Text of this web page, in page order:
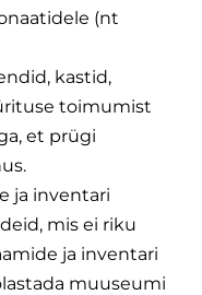
(nt
kastid,
toimumist
et prügi
ja inventari
mis ei riku
ja inventari
muuseumi